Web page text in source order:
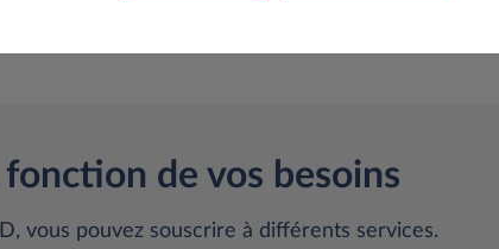
de vos besoins
vous pouvez souscrire à différents services.